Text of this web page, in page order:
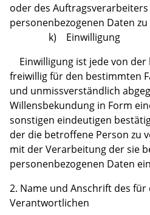
oder des
personenbezogenen Daten
k) Einwilligung
Einwilligung ist jede von
freiwillig für den bestimmten
und unmissverständlich
Willensbekundung in Form
sonstigen eindeutigen
der die betroffene Person zu
mit der Verarbeitung der sie
personenbezogenen Daten
2. Name und Anschrift des
Verantwortlichen